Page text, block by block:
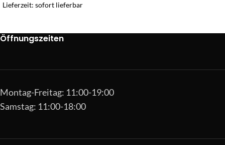
Lieferzeit: sofort lieferbar
Öffnungszeiten
Montag-Freitag: 11:00-19:00
Samstag: 11:00-18:00